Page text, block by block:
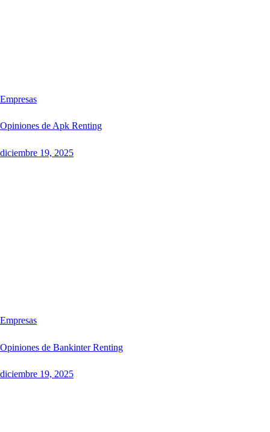
Empresas
Opiniones de Apk Renting
diciembre 19, 2025
Empresas
Opiniones de Bankinter Renting
diciembre 19, 2025